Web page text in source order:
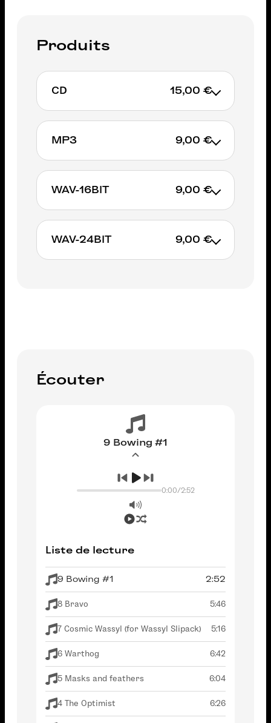
Produits
CD 15,00 €
AJOUTER AU PANIER
MP3 9,00 €
AJOUTER AU PANIER
WAV-16BIT 9,00 €
AJOUTER AU PANIER
WAV-24BIT 9,00 €
Écouter
9 Bowing #1
0:00/2:52
Liste de lecture
9 Bowing #1 2:52
8 Bravo 5:46
7 Cosmic Wassyl (for Wassyl Slipack) 5:16
6 Warthog 6:42
5 Masks and feathers 6:04
4 The Optimist 6:26